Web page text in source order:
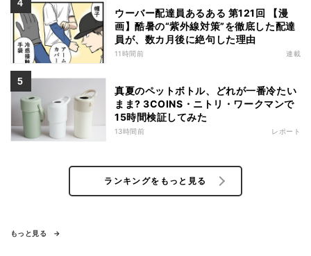
ウーバー配達員あるある 第121回 【漫
画】酷暑の“紫外線対策”を徹底した配達
員が、数カ月後に絶句した理由
11時間前 連載
真夏のペットボトル、どれが一番冷たい
まま? 3COINS・ニトリ・ワークマンで
15時間検証してみた
13時間前 レポート
ランキングをもっと見る
もっと見る